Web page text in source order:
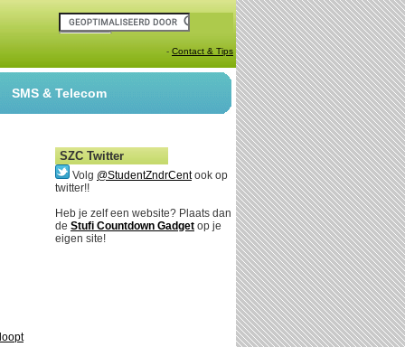
- Contact & Tips
SMS & Telecom
SZC Twitter
Volg @StudentZndrCentook op
twitter!!
Heb je zelf een website? Plaats dan
de Stufi Countdown Gadget op je
eigen site!